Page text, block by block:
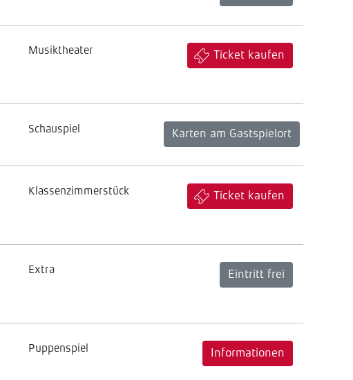
Musiktheater Ticket kaufen
Schauspiel Karten am Gastspielort
Klassenzimmerstück Ticket kaufen
Extra Eintritt frei
Puppenspiel Informationen